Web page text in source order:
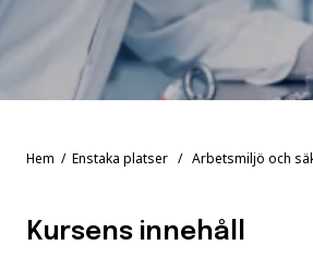
Hem / Enstaka platser / Arbetsmiljö och
Kursens innehåll